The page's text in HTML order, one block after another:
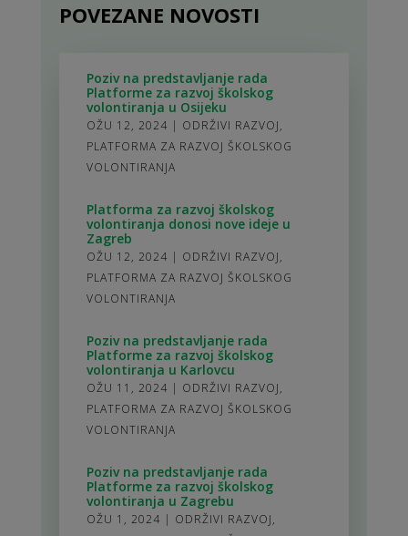
POVEZANE NOVOSTI
Poziv na predstavljanje rada
Platforme za razvoj školskog
volontiranja u Osijeku
OŽU 12, 2024 | ODRŽIVI RAZVOJ,
PLATFORMA ZA RAZVOJ ŠKOLSKOG
VOLONTIRANJA
Platforma za razvoj školskog
volontiranja donosi nove ideje u
Zagreb
OŽU 12, 2024 | ODRŽIVI RAZVOJ,
PLATFORMA ZA RAZVOJ ŠKOLSKOG
VOLONTIRANJA
Poziv na predstavljanje rada
Platforme za razvoj školskog
volontiranja u Karlovcu
OŽU 11, 2024 | ODRŽIVI RAZVOJ,
PLATFORMA ZA RAZVOJ ŠKOLSKOG
VOLONTIRANJA
Poziv na predstavljanje rada
Platforme za razvoj školskog
volontiranja u Zagrebu
OŽU 1, 2024 | ODRŽIVI RAZVOJ,